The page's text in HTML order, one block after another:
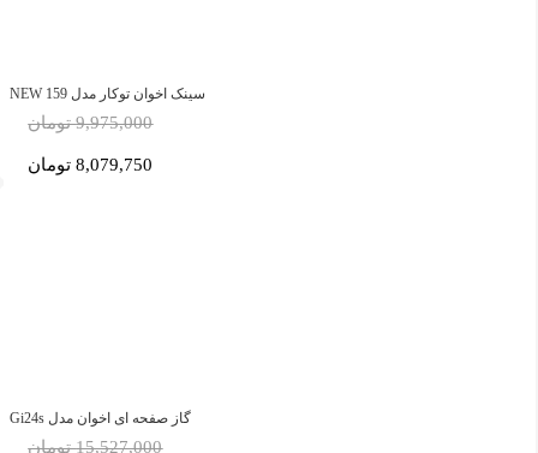
سینک اخوان توکار مدل 159 NEW
9,975,000 تومان
8,079,750 تومان
گاز صفحه ای اخوان مدل Gi24s
15,527,000 تومان